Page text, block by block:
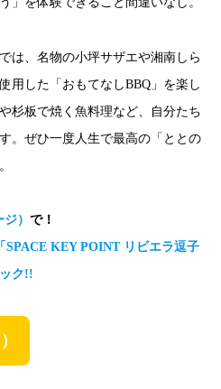
は、名物の小坪サザエや湘南しら
用した「おもてなしBBQ」を楽し
杉板で焼く魚料理など、自分たち
。ぜひ一度人生で最高の「ととの
） で！
SPACE KEY POINT リビエラ逗子
ク!!